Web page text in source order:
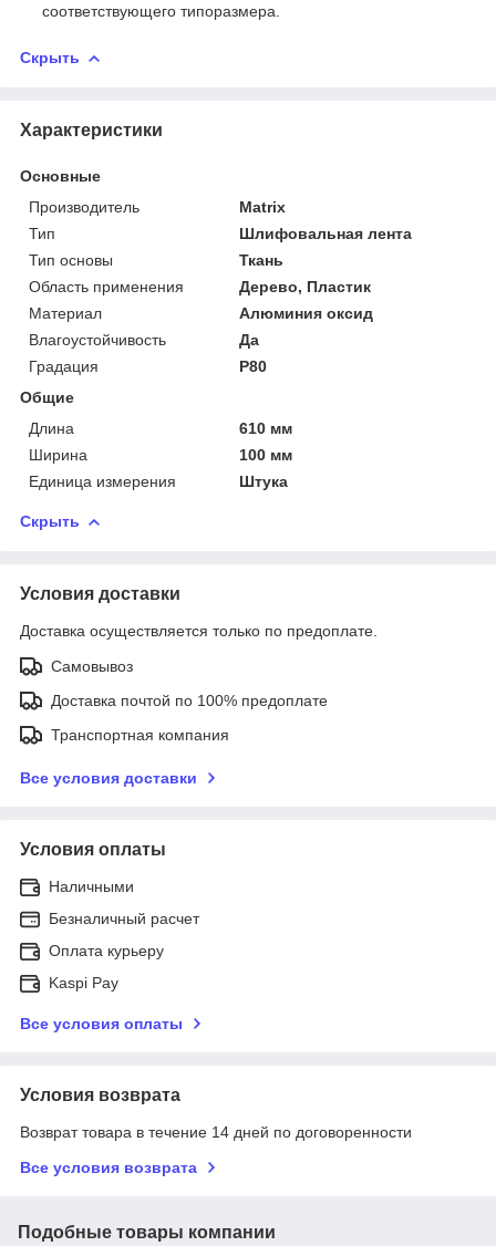
соответствующего типоразмера.
Скрыть
Характеристики
Основные
Производитель
Matrix
Тип
Шлифовальная лента
Тип основы
Ткань
Область применения
Дерево, Пластик
Материал
Алюминия оксид
Влагоустойчивость
Да
Градация
P80
Общие
Длина
610 мм
Ширина
100 мм
Единица измерения
Штука
Скрыть
Условия доставки
Доставка осуществляется только по предоплате.
Самовывоз
Доставка почтой по 100% предоплате
Транспортная компания
Все условия доставки
Условия оплаты
Наличными
Безналичный расчет
Оплата курьеру
Kaspi Pay
Все условия оплаты
Условия возврата
Возврат товара в течение 14 дней по договоренности
Все условия возврата
Подобные товары компании